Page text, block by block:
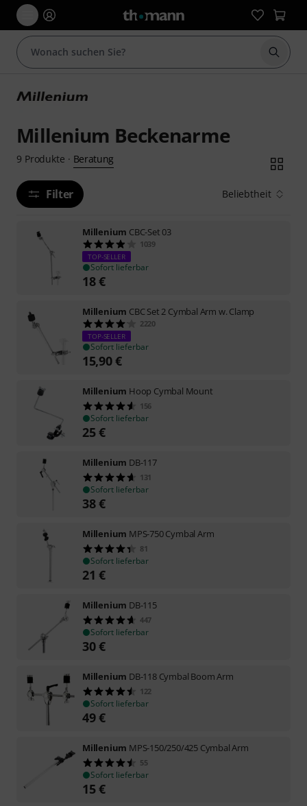
Suche
Millenium Beckenarme
9 Produkte · Beratung
Filter Beliebtheit
Millenium CBC-Set 03
1039
TOP-SELLER
Sofort lieferbar
18€
Millenium CBC Set 2 Cymbal Arm w. Clamp
2220
TOP-SELLER
Sofort lieferbar
15,90€
Millenium Hoop Cymbal Mount
156
Sofort lieferbar
25€
Millenium DB-117
131
Sofort lieferbar
38€
Millenium MPS-750 Cymbal Arm
81
Sofort lieferbar
21 €
Millenium DB-115
447
Sofort lieferbar
30€
Millenium DB-118 Cymbal Boom Arm
122
Sofort lieferbar
49€
Millenium MPS-150/250/425 Cymbal Arm
55
Sofort lieferbar
15€